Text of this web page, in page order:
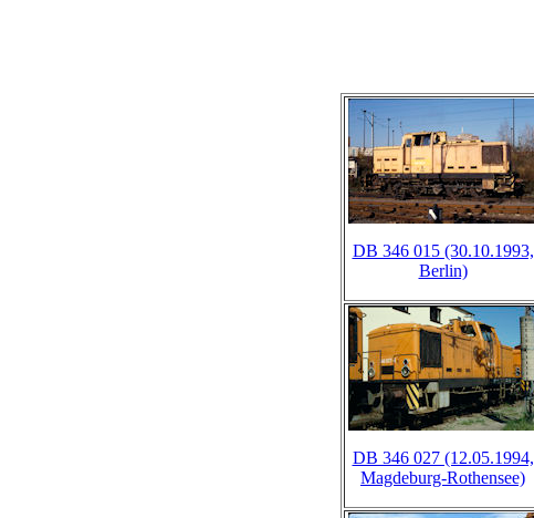
DB 346 015 (30.10.1993,
Berlin)
DB 346 027 (12.05.1994,
Magdeburg-Rothensee)